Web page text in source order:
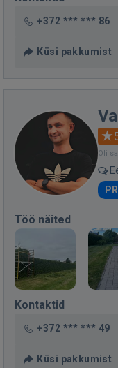
+372 *** *** 86
Küsi pakkumist
Oli
Töö näited
Kontaktid
+372 *** *** 49
Küsi pakkumist